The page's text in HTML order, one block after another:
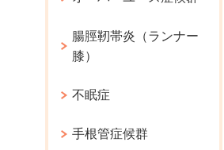
腸脛靭帯炎（ランナー
膝）
不眠症
手根管症候群